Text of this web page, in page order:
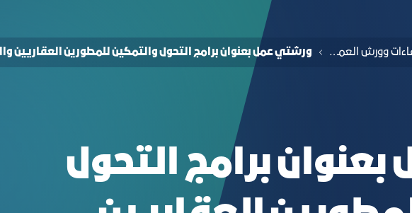
اللقاءات وورش العمل والندوات ورشتي عمل بعنوان برامج التحول والتمكين للمطورين العقاريين
برامج التحول